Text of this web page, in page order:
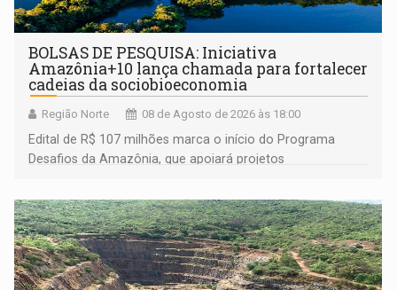
BOLSAS DE PESQUISA: Iniciativa
Amazônia+10 lança chamada para fortalecer
cadeias da sociobioeconomia
Região Norte 08 de Agosto de 2026 às 18:00
Edital de R$ 107 milhões marca o início do Programa
Desafios da Amazônia, que apoiará projetos
submissão de pré-propostas poderá ser feita até 1º de
setembro